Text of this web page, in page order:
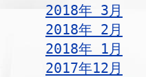
2018年 3月
2018年 2月
2018年 1月
2017年12月